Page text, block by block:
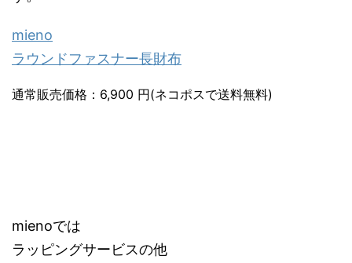
mieno
ラウンドファスナー長財布
通常販売価格：6,900 円(ネコポスで送料無料)
mienoでは
ラッピングサービスの他